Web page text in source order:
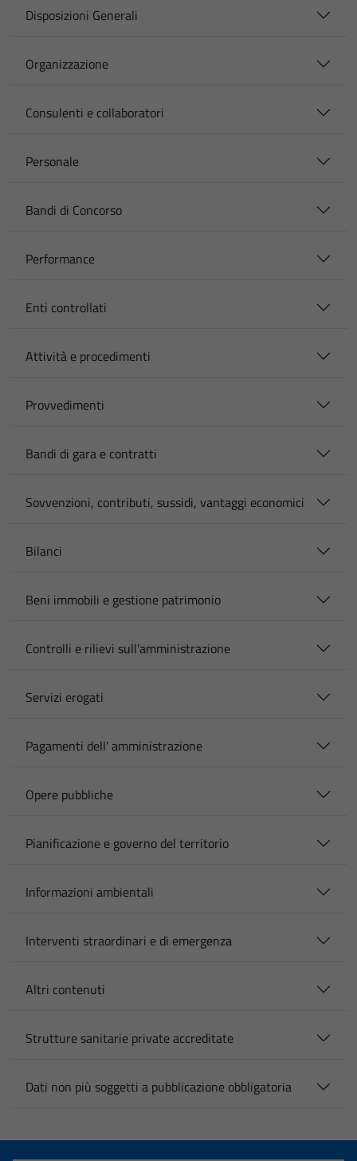
Disposizioni Generali
Organizzazione
Consulenti e collaboratori
Personale
Bandi di Concorso
Performance
Enti controllati
Attività e procedimenti
Provvedimenti
Bandi di gara e contratti
Sovvenzioni, contributi, sussidi, vantaggi economici
Bilanci
Beni immobili e gestione patrimonio
Controlli e rilievi sull'amministrazione
Servizi erogati
Pagamenti dell' amministrazione
Opere pubbliche
Pianificazione e governo del territorio
Informazioni ambientali
Interventi straordinari e di emergenza
Altri contenuti
Strutture sanitarie private accreditate
Dati non più soggetti a pubblicazione obbligatoria